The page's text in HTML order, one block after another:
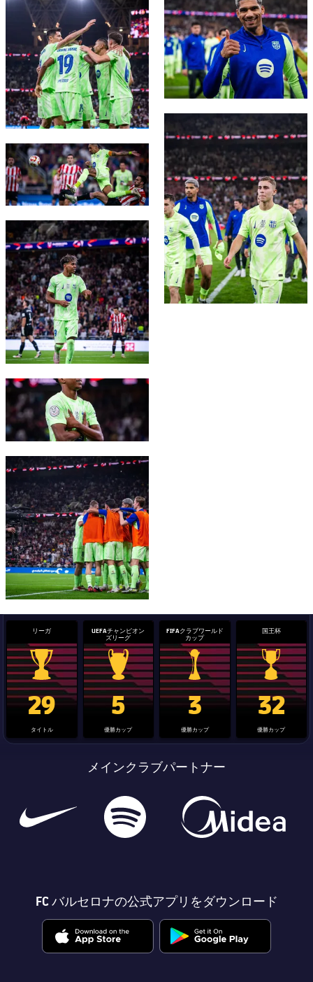
FC Barcelona club badge
FC Barcelona club badge
FC Barcelona club badge
FC Barcelona club badge
FC Barcelona club badge
リーガ
La Liga trophy
29
タイトル
UEFAチャンピオン
ズリーグ
Champions League trophy
5
優勝カップ
FIFAクラブワールド
カップ
label.aria.clubworldcup
3
優勝カップ
国王杯
国王杯
32
優勝カップ
メインクラブパートナー
FC バルセロナの公式アプリをダウンロード